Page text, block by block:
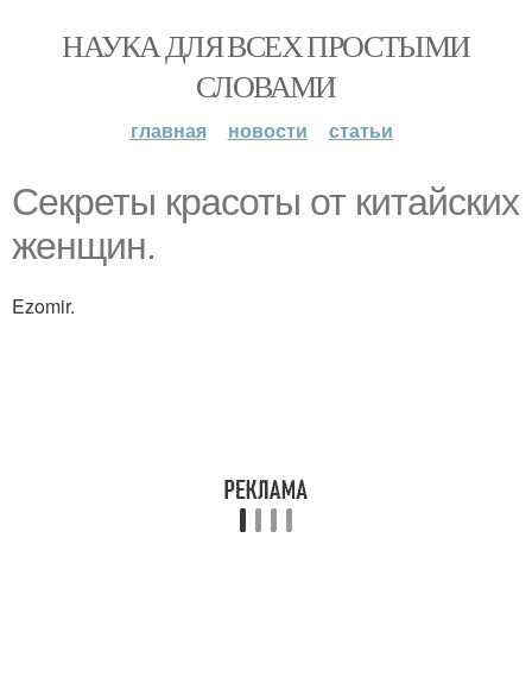
НАУКА ДЛЯ ВСЕХ ПРОСТЫМИ
СЛОВАМИ
главная новости статьи
Секреты красоты от китайских
женщин.
Ezomir.